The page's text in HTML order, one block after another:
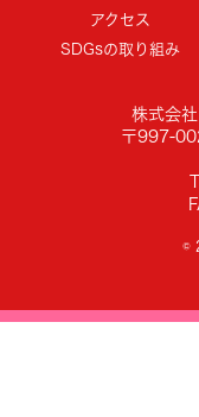
アクセス
SDGsの取り組み
株式会
〒997-
©